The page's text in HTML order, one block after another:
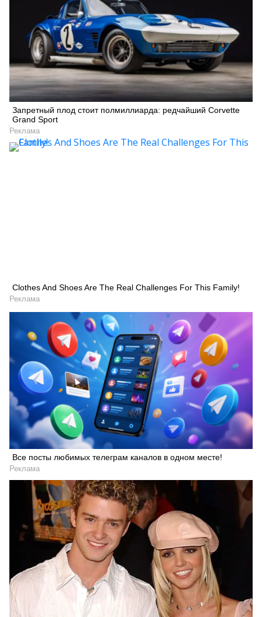
Запретный плод стоит полмиллиарда: редчайший Corvette
Grand Sport
Реклама
Clothes And Shoes Are The Real Challenges For This Family!
Реклама
Все посты любимых телеграм каналов в одном месте!
Реклама